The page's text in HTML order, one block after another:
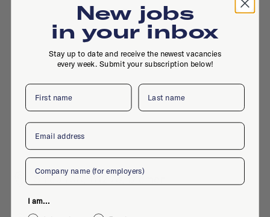
Sniep 79A, 1112 AJ, Diemen
New jobs
in your inbox
Stay up to date and receive the newest vacancies
every week. Submit your subscription below!
First name Last name
Email
Company
I am...